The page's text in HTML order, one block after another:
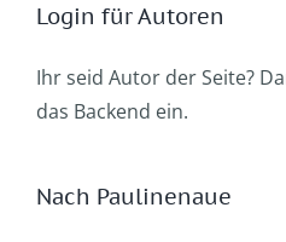
Login für Autoren
Ihr seid Autor der Seite?
das Backend ein.
Nach Paulinenaue